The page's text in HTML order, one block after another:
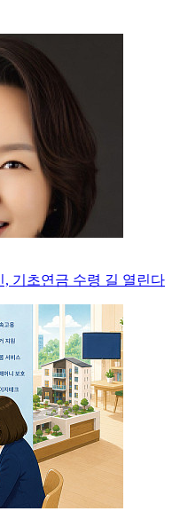
기초연금 수령 길 열린다